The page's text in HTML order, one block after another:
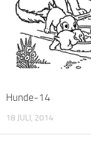
Hunde-14
18 JULI, 2014